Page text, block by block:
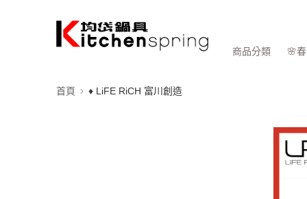
商品分類 🌸
首頁 ♦ LiFE RiCH 富川創造